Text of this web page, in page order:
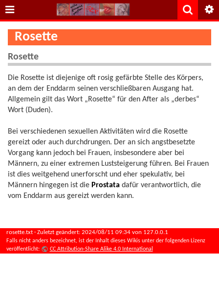
Rosette
Rosette
Die Rosette ist diejenige oft rosig gefärbte Stelle des Körpers,
an dem der Enddarm seinen verschließbaren Ausgang hat.
Allgemein gilt das Wort „Rosette“ für den After als „derbes“
Wort (Duden).
Bei verschiedenen sexuellen Aktivitäten wird die Rosette
gereizt oder auch durchdrungen. Der an sich angstbesetzte
Vorgang kann jedoch bei Frauen, insbesondere aber bei
Männern, zu einer extremen Luststeigerung führen. Bei Frauen
ist dies weitgehend unerforscht und eher spekulativ, bei
Männern hingegen ist die Prostata dafür verantwortlich, die
vom Enddarm aus gereizt werden kann.
rosette.txt · Zuletzt geändert: 2024/08/11 09:34 von 127.0.0.1
Falls nicht anders bezeichnet, ist der Inhalt dieses Wikis unter der folgenden Lizenz
veröffentlicht:
CC Attribution-Share Alike 4.0 International